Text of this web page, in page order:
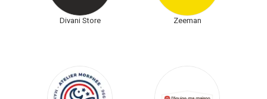
Divani Store Zeeman